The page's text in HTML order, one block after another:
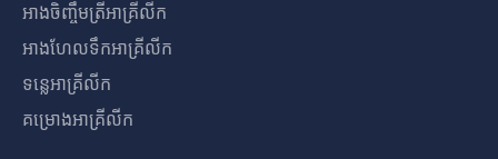
អាងចិញ្ចឹមត្រីអាគ្រីលីក
អាងហែលទឹកអាគ្រីលីក
ទន្លេអាគ្រីលីក
គម្រោងអាគ្រីលីក